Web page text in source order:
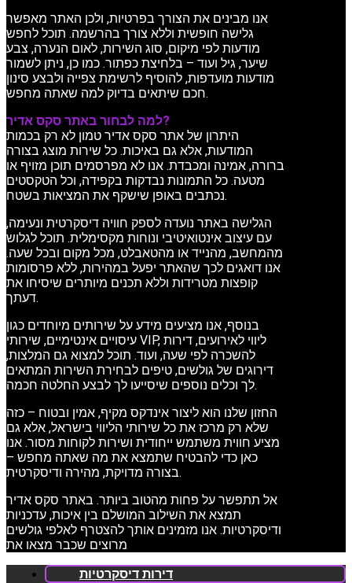
אנו מבינים את הצורך בפרטיות, ולכן האתר מאפשר
גלישה חופשית וללא צורך בהרשמה. תוכל לחפש
מודעות לפי מיקום, סוג השירות, לאום הנערה, צבע
שיער, גיל ועוד – בלחיצת כפתור. כמו כן, ניתן לשמור
מודעות מועדפות, להוסיף לרשימת צפייה ולבצע סינון
חכם שיתאים בדיוק למה שאתה מחפש.
למה לבחור באתר סקס אדיר?
היתרון של אתר סקס אדיר טמון לא רק בכמות
המודעות, אלא גם באיכות. כל שירות מוצג בצורה
ברורה, אמינה ומכבדת. אנו לא מפרסמים תוכן מזויף או
מטעה. כל התמונות נבדקות בקפידה, וכל הטקסטים
נכתבים באופן שישקף את המציאות בשטח.
הגלישה באתר נועדה לספק חוויה דיסקרטית ונעימה,
עם עיצוב אינטואיטיבי ונוחות מקסימלית. תוכל לגלוש
מהמחשב, מהנייד או מהטאבלט, מכל מקום ובכל שעה.
אנו דואגים לכך שהאתר יפעל במהירות, ללא פרסומות
קופצות מטרידות וללא תכנים מיותרים שיסיחו את
דעתך.
בנוסף, אנו מציעים מידע על שירותים מיוחדים כגון
עיסויים אינטימיים, שירותי VIP, ליווי לאירועים, דירות
להשכרה לפי שעה, ועוד. תוכל למצוא גם המלצות,
דירוגים של גולשים, טיפים לבחירת השירות המתאים
לך וכלים נוספים שיסייעו לך לבצע החלטה חכמה.
החזון שלנו הוא ליצור אינדקס מקיף, אמין ובטוח – כזה
שלא רק מרכז את כל שירותי הליווי בישראל, אלא גם
מציע חווית משתמש ייחודית ושירות לקוחות מסור. אנו
כאן כדי להבטיח שתמצא את מה שאתה מחפש –
בצורה מדויקת, מהירה ודיסקרטית.
אל תתפשר על פחות מהטוב ביותר. באתר סקס אדיר
תמצא את השילוב המושלם בין איכות, עדכניות
ודיסקרטיות. אנו מזמינים אותך להצטרף לאלפי גולשים
מרוצים שכבר מצאו את
דירות דיסקרטיות